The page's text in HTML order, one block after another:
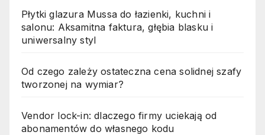
Płytki glazura Mussa do łazienki, kuchni i
salonu: Aksamitna faktura, głębia blasku i
uniwersalny styl
Od czego zależy ostateczna cena solidnej szafy
tworzonej na wymiar?
Vendor lock-in: dlaczego firmy uciekają od
abonamentów do własnego kodu